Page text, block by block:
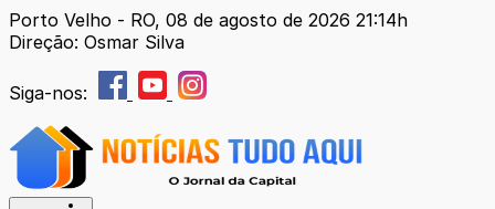
Porto Velho - RO, 08 de agosto de 2026 21:14h
Direção: Osmar Silva
Siga-nos: